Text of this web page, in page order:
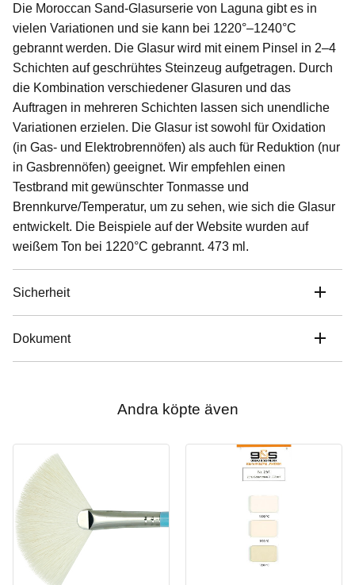
Die Moroccan Sand-Glasurserie von Laguna gibt es in
vielen Variationen und sie kann bei 1220°–1240°C
gebrannt werden. Die Glasur wird mit einem Pinsel in 2–4
Schichten auf geschrühtes Steinzeug aufgetragen. Durch
die Kombination verschiedener Glasuren und das
Auftragen in mehreren Schichten lassen sich unendliche
Variationen erzielen. Die Glasur ist sowohl für Oxidation
(in Gas- und Elektrobrennöfen) als auch für Reduktion (nur
in Gasbrennöfen) geeignet. Wir empfehlen einen
Testbrand mit gewünschter Tonmasse und
Brennkurve/Temperatur, um zu sehen, wie sich die Glasur
entwickelt. Die Beispiele auf der Website wurden auf
weißem Ton bei 1220°C gebrannt. 473 ml.
Sicherheit
Dokument
Andra köpte även